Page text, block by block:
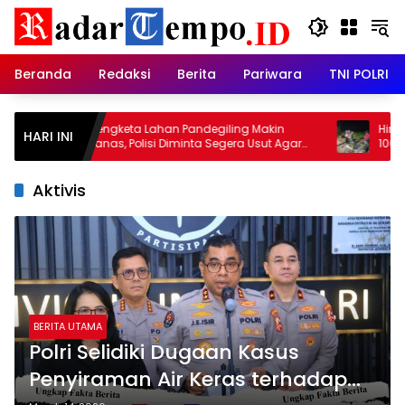
Skip
content
Beranda
Redaksi Berita Pariwara TNI POLRI
HARI INISengketa Lahan Pandegiling Makin
Panas, Polisi Diminta Segera Usut Agar
Tidak Terjadi Kegaduhan Di Surabaya
Hingga
1009/
Berbagai
Aktivis
BERITA UTAMA
Polri Selidiki Dugaan Kasus
Penyiraman Air Keras terhadap